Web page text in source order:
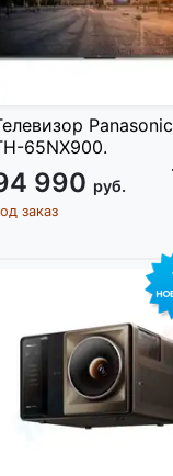
Panasonic
65NX900.
990 руб.
заказ